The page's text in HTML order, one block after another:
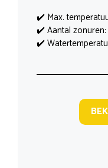
✔️ Max.
✔️ Aantal
✔️